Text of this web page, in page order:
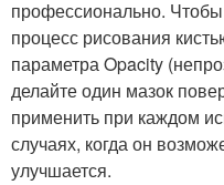
профессионально.
процесс рисования
параметра Opacity
делайте один мазок
применить при каждом
случаях, когда он
улучшается.